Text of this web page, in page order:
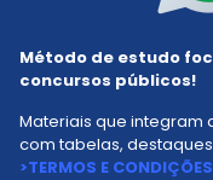
Método de estudo
concursos públicos!
Materiais que integram
com tabelas,
>TERMOS E